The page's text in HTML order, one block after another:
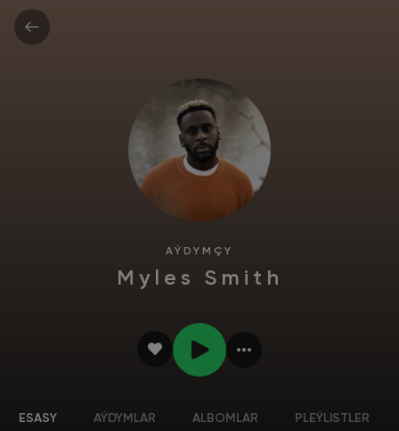
AÝDYMÇY
Myles Smith
ESASY AÝDYMLAR ALBOMLAR PLEÝLISTLER